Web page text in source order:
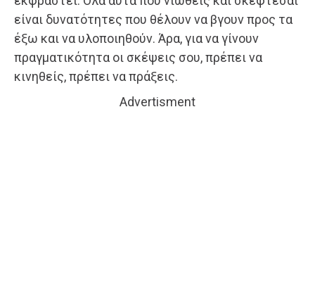
είναι δυνατότητες που θέλουν να βγουν προς τα
έξω και να υλοποιηθούν. Άρα, για να γίνουν
πραγματικότητα οι σκέψεις σου, πρέπει να
κινηθείς, πρέπει να πράξεις.
Advertisment